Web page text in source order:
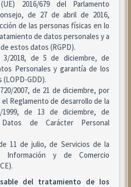
2016/679 del Parlamento
de 27 de abril de 2016,
de las personas físicas en lo
de datos personales y a
estos datos (RGPD).
3/2018, de 5 de diciembre, de
Personales y garantía de los
GDD).
2007, de 21 de diciembre, por
Reglamento de desarrollo de la
1999, de 13 de diciembre, de
de Carácter Personal
11 de julio, de Servicios de la
Información y de Comercio
del tratamiento de los